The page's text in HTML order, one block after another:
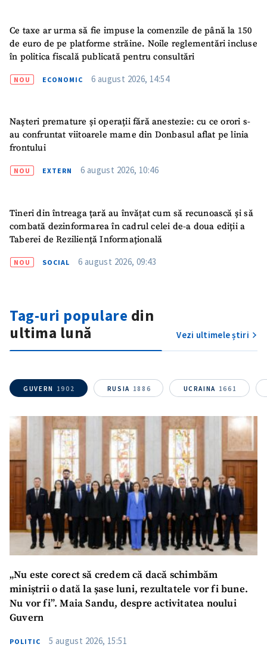
Ce taxe ar urma să fie impuse la comenzile de până la 150
de euro de pe platforme străine. Noile reglementări incluse
în politica fiscală publicată pentru consultări
NOU ECONOMIC 6 august 2026, 14:54
Nașteri premature și operații fără anestezie: cu ce orori s-
au confruntat viitoarele mame din Donbasul aflat pe linia
frontului
NOU EXTERN 6 august 2026, 10:46
Tineri din întreaga țară au învățat cum să recunoască și să
combată dezinformarea în cadrul celei de-a doua ediții a
Taberei de Reziliență Informațională
NOU SOCIAL 6 august 2026, 09:43
Tag-uri populare din
ultima lună
Vezi ultimele știri
GUVERN 1902 RUSIA 1886 UCRAINA 1661
„Nu este corect să credem că dacă schimbăm
miniștrii o dată la șase luni, rezultatele vor fi bune.
Nu vor fi”. Maia Sandu, despre activitatea noului
Guvern
POLITIC 5 august 2026, 15:51